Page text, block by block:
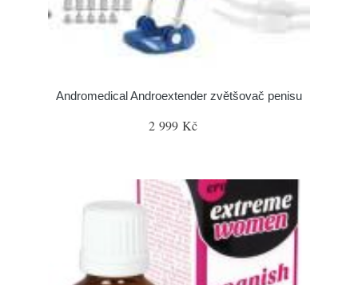
Andromedical Androextender zvětšovač penisu
2 999 Kč